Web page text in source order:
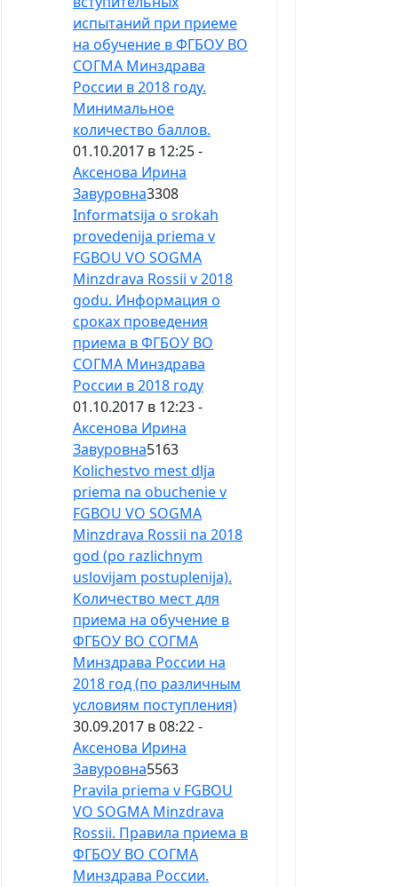
испытаний при приеме
на обучение в ФГБОУ ВО
СОГМА Минздрава
России в 2018 году.
Минимальное
количество баллов.
01.10.2017 в 12:25 -
Аксенова Ирина
Завуровна3308
Informatsija o srokah
provedenija priema v
FGBOU VO SOGMA
Minzdrava Rossii v 2018
godu. Информация о
сроках проведения
приема в ФГБОУ ВО
СОГМА Минздрава
России в 2018 году
01.10.2017 в 12:23 -
Аксенова Ирина
Завуровна5163
Kolichestvo mest dlja
priema na obuchenie v
FGBOU VO SOGMA
Minzdrava Rossii na 2018
god (po razlichnym
uslovijam postuplenija).
Количество мест для
приема на обучение в
ФГБОУ ВО СОГМА
Минздрава России на
2018 год (по различным
условиям поступления)
30.09.2017 в 08:22 -
Аксенова Ирина
Завуровна5563
Pravila priema v FGBOU
VO SOGMA Minzdrava
Rossii. Правила приема в
ФГБОУ ВО СОГМА
Минздрава России.